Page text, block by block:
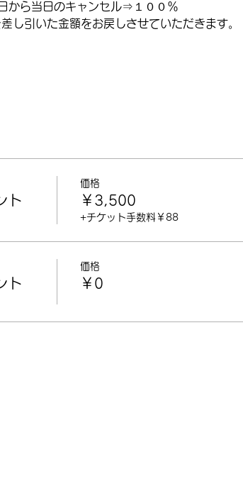
から当日のキャンセル⇒１００％
し引いた金額をお戻しさせていただきます。
ト
価格
￥3,500
+チケット手数料￥88
ト
価格
￥0